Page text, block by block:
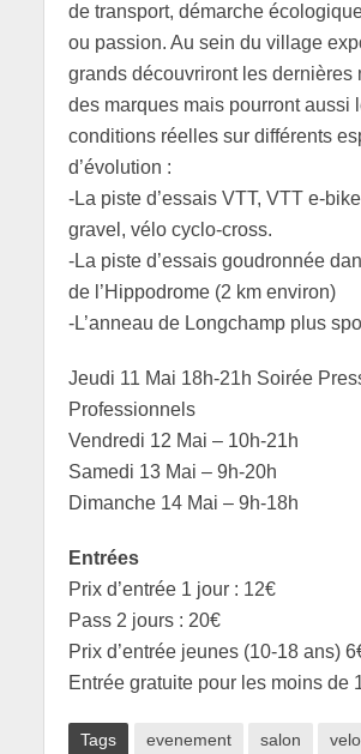
de transport, démarche
ou passion. Au sein du village
grands découvriront les dernières
des marques mais pourront aussi
conditions réelles sur différents
d’évolution :
-La piste d’essais VTT, VTT e-
gravel, vélo cyclo-cross.
-La piste d’essais goudronnée
de l’Hippodrome (2 km environ)
-L’anneau de Longchamp plus
Jeudi 11 Mai 18h-21h Soirée
Professionnels
Vendredi 12 Mai – 10h-21h
Samedi 13 Mai – 9h-20h
Dimanche 14 Mai – 9h-18h
Entrées
Prix d’entrée 1 jour : 12€
Pass 2 jours : 20€
Prix d’entrée jeunes (10-18 ans)
Entrée gratuite pour les moins de
Tags evenement salon